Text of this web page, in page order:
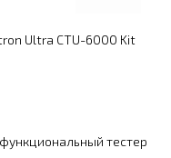
Ultra CTU-6000 Kit
тестер